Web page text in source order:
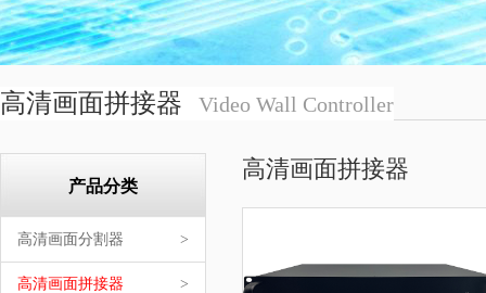
高清画面拼接器 Video Wall Controller
产品分类
>
高清画面分割器
>
高清画面拼接器
高清画面拼接器